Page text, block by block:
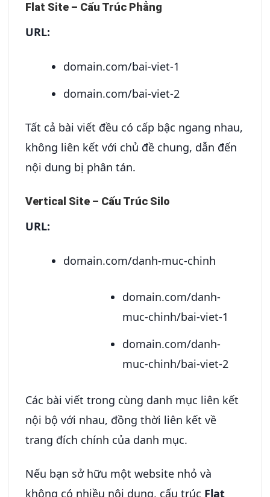
Flat Site – Cấu Trúc Phẳng
URL:
domain.com/bai-viet-1
domain.com/bai-viet-2
Tất cả bài viết đều có cấp bậc ngang nhau,
không liên kết với chủ đề chung, dẫn đến
nội dung bị phân tán.
Vertical Site – Cấu Trúc Silo
URL:
domain.com/danh-muc-chinh
domain.com/danh-
muc-chinh/bai-viet-1
domain.com/danh-
muc-chinh/bai-viet-2
Các bài viết trong cùng danh mục liên kết
nội bộ với nhau, đồng thời liên kết về
trang đích chính của danh mục.
Nếu bạn sở hữu một website nhỏ và
không có nhiều nội dung, cấu trúc Flat